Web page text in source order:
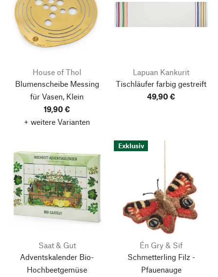
House of Thol
Blumenscheibe Messing
für Vasen, Klein
19,90 €
+ weitere Varianten
Lapuan Kankurit
Tischläufer farbig gestreift
49,90 €
Saat & Gut
Adventskalender Bio-
Hochbeetgemüse
Exklusiv
Én Gry & Sif
Schmetterling Filz -
Pfauenauge